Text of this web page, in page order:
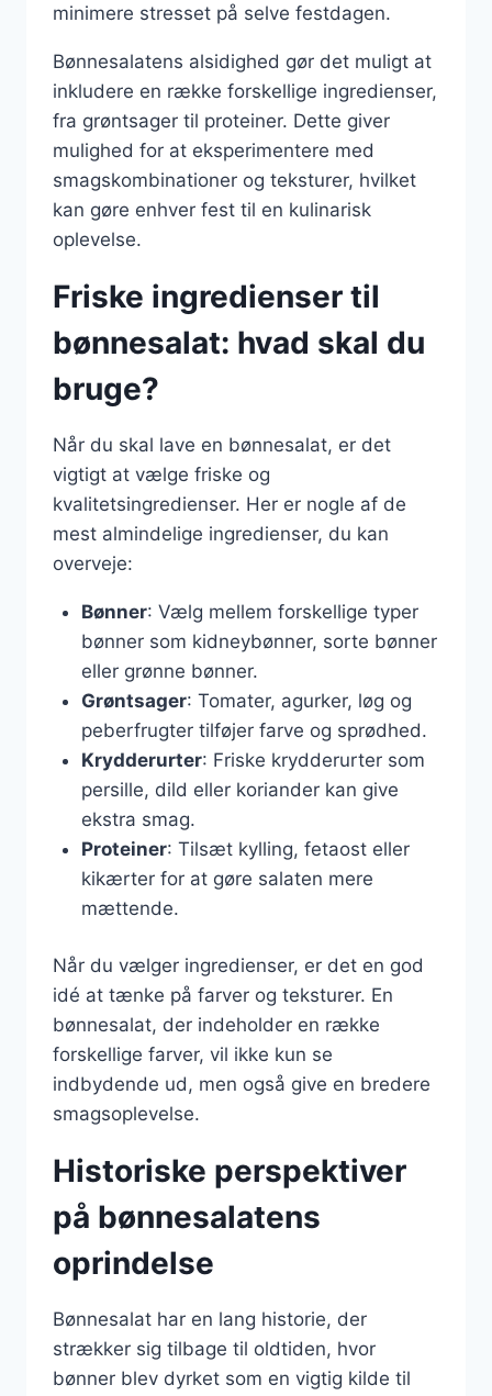
minimere stresset på selve festdagen.
Bønnesalatens alsidighed gør det muligt at
inkludere en række forskellige ingredienser,
fra grøntsager til proteiner. Dette giver
mulighed for at eksperimentere med
smagskombinationer og teksturer, hvilket
kan gøre enhver fest til en kulinarisk
oplevelse.
Friske ingredienser til
bønnesalat: hvad skal du
bruge?
Når du skal lave en bønnesalat, er det
vigtigt at vælge friske og
kvalitetsingredienser. Her er nogle af de
mest almindelige ingredienser, du kan
overveje:
Bønner: Vælg mellem forskellige typer
bønner som kidneybønner, sorte bønner
eller grønne bønner.
Grøntsager: Tomater, agurker, løg og
peberfrugter tilføjer farve og sprødhed.
Krydderurter: Friske krydderurter som
persille, dild eller koriander kan give
ekstra smag.
Proteiner: Tilsæt kylling, fetaost eller
kikærter for at gøre salaten mere
mættende.
Når du vælger ingredienser, er det en god
idé at tænke på farver og teksturer. En
bønnesalat, der indeholder en række
forskellige farver, vil ikke kun se
indbydende ud, men også give en bredere
smagsoplevelse.
Historiske perspektiver
på bønnesalatens
oprindelse
Bønnesalat har en lang historie, der
strækker sig tilbage til oldtiden, hvor
bønner blev dyrket som en vigtig kilde til